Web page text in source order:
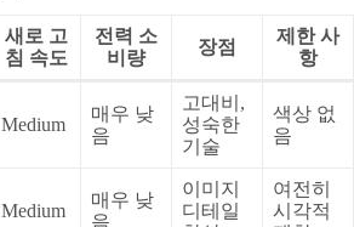
새로 고
침 속도
전력 소
비량
장점
제한 사
항
Medium
매우 낮
음
고대비,
성숙한
기술
색상 없
음
Medium
매우 낮
음
이미지
디테일
여전히
시각적